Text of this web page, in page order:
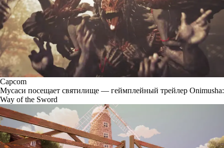
Capcom
Мусаси посещает святилище — геймплейный трейлер Onimusha:
Way of the Sword